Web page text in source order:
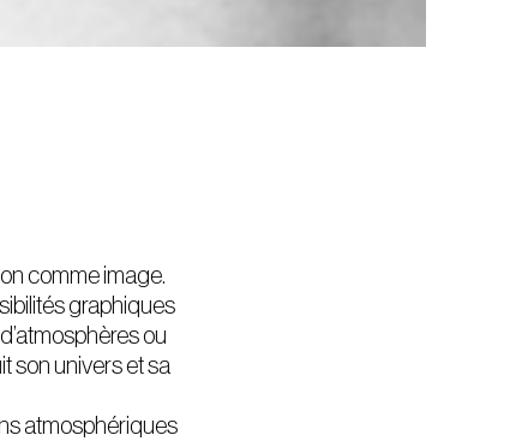
comme image.
graphiques
ou
son univers et sa
atmosphériques